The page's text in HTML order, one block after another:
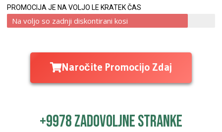
PROMOCIJA JE NA VOLJO LE KRATEK ČAS
Na voljo so zadnji diskontirani kosi
Naročite Promocijo Zdaj
+9978 Zadovoljne stranke